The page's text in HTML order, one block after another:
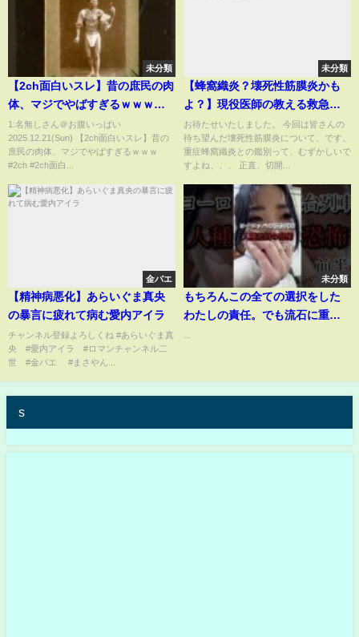
未分類
【2ch面白いスレ】昔の庶民の肉
体、マジでやばすぎるｗｗｗ
#2ch #2ch面白いスレ #shorts
#shortvideo #江戸時代 #2ちゃ
んねる #2chまとめ #2ch名作ス
1:名無しさん＠お腹いっぱい
2025.12.21(Sun) 【2ch面白いスレ】昔の
庶民の肉体、マジでやばすぎるｗｗｗ
#2ch #2ch面白...
未分類
【蜂窩織炎？壊死性筋膜炎かも
よ？】現役医師の教える救急対
応
お待たせいたしました。 今回は皆さんの
待ち望んだ壊死性筋膜炎について、です。
重症蜂窩織炎との鑑別って、むずかしいで
すよね、、、 正直、切開...
金バエ
【精神病悪化】あらいぐま真央
の暴言に疲れて病む愛内アイラ
チャンネル登録よろしくね #あらいぐま真
央 #愛内アイラ #ロマンチャンネル二
世 #金バエ #まさやん...
未分類
もちろんこの全ての選択をした
わたしの責任。でも流石に重な
s